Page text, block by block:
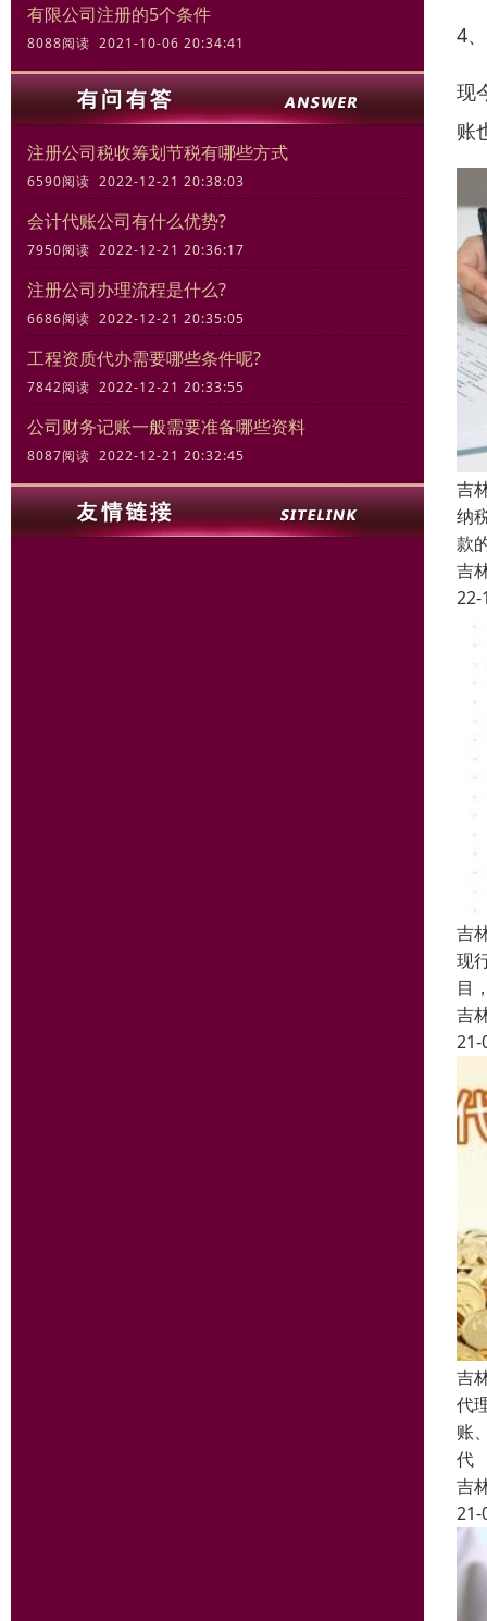
有限公司注册的5个条件
8088阅读 2021-10-06 20:34:41
注册公司税收筹划节税有哪些方式
6590阅读 2022-12-21 20:38:03
会计代账公司有什么优势?
7950阅读 2022-12-21 20:36:17
注册公司办理流程是什么?
6686阅读 2022-12-21 20:35:05
工程资质代办需要哪些条件呢?
7842阅读 2022-12-21 20:33:55
公司财务记账一般需要准备哪些资料
8087阅读 2022-12-21 20:32:45
4
现
账
吉
纳
款
吉
22-
吉
现
目
吉
21-
吉
代
账
代
吉
21-